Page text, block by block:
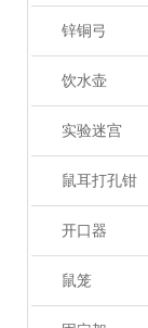
锌铜弓
饮水壶
实验迷宫
鼠耳打孔钳
开口器
鼠笼